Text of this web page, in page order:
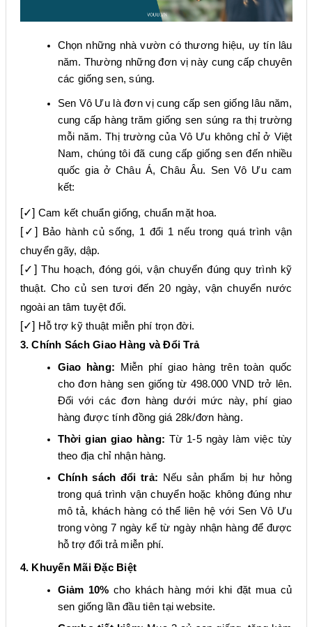
Chọn những nhà vườn có thương hiệu, uy tín lâu
năm. Thường những đơn vị này cung cấp chuyên
các giống sen, súng.
Sen Vô Ưu là đơn vị cung cấp sen giống lâu năm,
cung cấp hàng trăm giống sen súng ra thị trường
mỗi năm. Thị trường của Vô Ưu không chỉở Việt
Nam, chúng tôi đã cung cấp giống sen đến nhiều
quốc gia ở Châu Á, Châu Âu. Sen Vô Ưu cam
kết:
[✓] Cam kết chuẩn giống, chuẩn mặt hoa.
[✓]
Bảo hành củ sống, 1 đổi 1 nếu trong quá trình vận
chuyển gãy, dập.
[✓] Thu hoạch, đóng gói, vận chuyển đúng quy trình kỹ
thuật. Cho củ sen tươi đến 20 ngày, vận chuyển nước
ngoài an tâm tuyệt đối.
[✓] Hỗ trợ kỹ thuật miễn phí trọn đời.
3. Chính Sách Giao Hàng và Đổi Trả
Giao hàng: Miễn phí giao hàng trên toàn quốc
cho đơn hàng sen giống từ 498.000 VND trở lên.
Đối với các đơn hàng dưới mức này, phí giao
hàng được tính đồng giá 28k/đơn hàng.
Thời gian giao hàng: Từ 1-5 ngày làm việc tùy
theo địa chỉ nhận hàng.
Chính sách đổi trả: Nếu sản phẩm bị hư hỏng
trong quá trình vận chuyển hoặc không đúng như
mô tả, khách hàng có thể liên hệ với Sen Vô Ưu
trong vòng 7 ngày kể từ ngày nhận hàng để được
hỗ trợ đổi trả miễn phí.
4. Khuyến Mãi Đặc Biệt
Giảm 10% cho khách hàng mới khi đặt mua củ
sen giống lần đầu tiên tại website.